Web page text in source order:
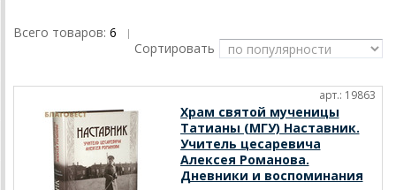
Всего товаров: 6 |
Сортировать
арт.: 19863
Храм святой мученицы
Татианы (МГУ) Наставник.
Учитель цесаревича
Алексея Романова.
Дневники и воспоминания